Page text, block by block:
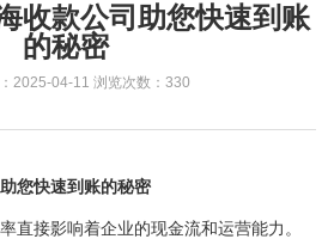
收款公司助您快速到账
的秘密
2025-04-11 浏览次数：330
您快速到账的秘密
直接影响着企业的现金流和运营能力。